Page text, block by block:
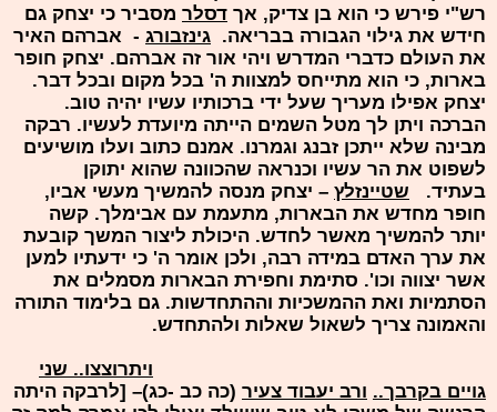
רש"י פירש כי הוא בן צדיק, אך דסלר מסביר כי יצחק גם
חידש את גילוי הגבורה בבריאה. גינזבורג - אברהם האיר
את העולם כדברי המדרש ויהי אור זה אברהם. יצחק חופר
בארות, כי הוא מתייחס למצוות ה' בכל מקום ובכל דבר.
יצחק אפילו מעריך שעל ידי ברכותיו עשיו יהיה טוב.
הברכה ויתן לך מטל השמים הייתה מיועדת לעשיו. רבקה
מבינה שלא ייתכן זבנג וגמרנו. אמנם כתוב ועלו מושיעים
לשפוט את הר עשיו וכנראה שהכוונה שהוא יתוקן
בעתיד. שטיינזלץ – יצחק מנסה להמשיך מעשי אביו,
חופר מחדש את הבארות, מתעמת עם אבימלך. קשה
יותר להמשיך מאשר לחדש. היכולת ליצור המשך קובעת
את ערך האדם במידה רבה, ולכן אומר ה' כי ידעתיו למען
אשר יצווה וכו'. סתימת וחפירת הבארות מסמלים את
הסתמיות ואת ההמשכיות וההתחדשות. גם בלימוד התורה
והאמונה צריך לשאול שאלות ולהתחדש.
ויתרוצצו.. שני
גויים בקרבך.. ורב יעבוד צעיר (כה כב -כג)– [לרבקה היתה